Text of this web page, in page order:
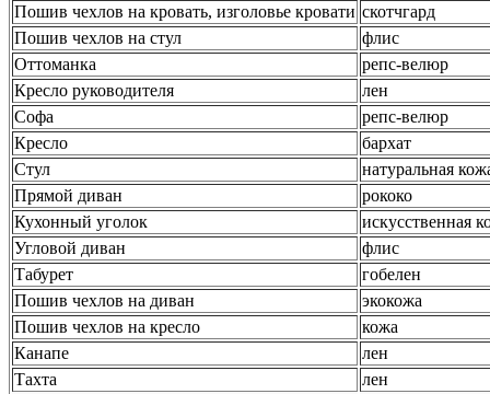
Пошив чехлов на кровать, изголовье кровати скотчгард
Пошив чехлов на стул
флис
Оттоманка
репс-велюр
Кресло руководителя
лен
Софа
репс-велюр
Кресло
бархат
Стул
натуральная
Прямой диван
рококо
Кухонный уголок
искусственная
Угловой диван
флис
Табурет
гобелен
Пошив чехлов на диван
экокожа
Пошив чехлов на кресло
кожа
Канапе
лен
Тахта
лен